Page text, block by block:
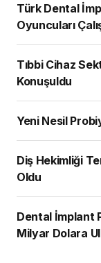
Türk Dental
Oyuncuları
Tıbbi Cihaz
Konuşuldu
Yeni Nesil
Diş Hekimliği Tercih
Oldu
Dental İmplant
Milyar Dolara